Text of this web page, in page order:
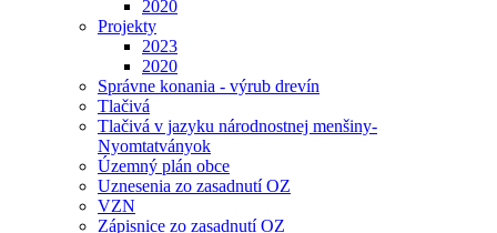
2020
Projekty
2023
2020
Správne konania - výrub drevín
Tlačivá
Tlačivá v jazyku národnostnej menšiny-
Nyomtatványok
Územný plán obce
Uznesenia zo zasadnutí OZ
VZN
Zápisnice zo zasadnutí OZ